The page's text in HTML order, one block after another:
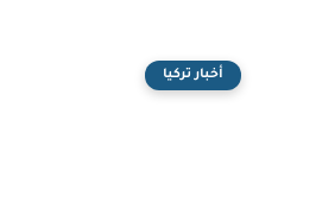
أخبار تركيا